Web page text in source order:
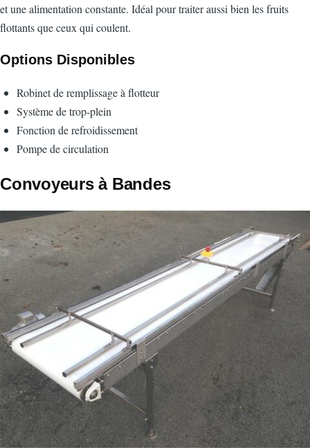
et une alimentation constante. Idéal pour traiter aussi bien les fruits
flottants que ceux qui coulent.
Options Disponibles
Robinet de remplissage à flotteur
Système de trop-plein
Fonction de refroidissement
Pompe de circulation
Convoyeurs à Bandes
Image